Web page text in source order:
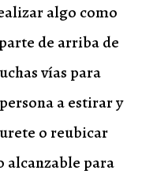
algo como
de arriba de
vías para
a estirar y
o reubicar
alcanzable para